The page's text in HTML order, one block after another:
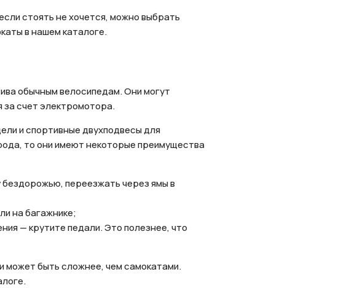
стоять не хочется, можно выбрать
в нашем каталоге.
обычным велосипедам. Они могут
за счет электромотора.
и спортивные двухподвесы для
то они имеют некоторые преимущества
бездорожью, переезжать через ямы в
на багажнике;
— крутите педали. Это полезнее, что
может быть сложнее, чем самокатами.